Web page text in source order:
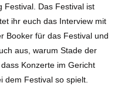
Festival. Das Festival ist
ihr euch das Interview mit
Booker für das Festival und
aus, warum Stade der
Konzerte im Gericht
dem Festival so spielt.